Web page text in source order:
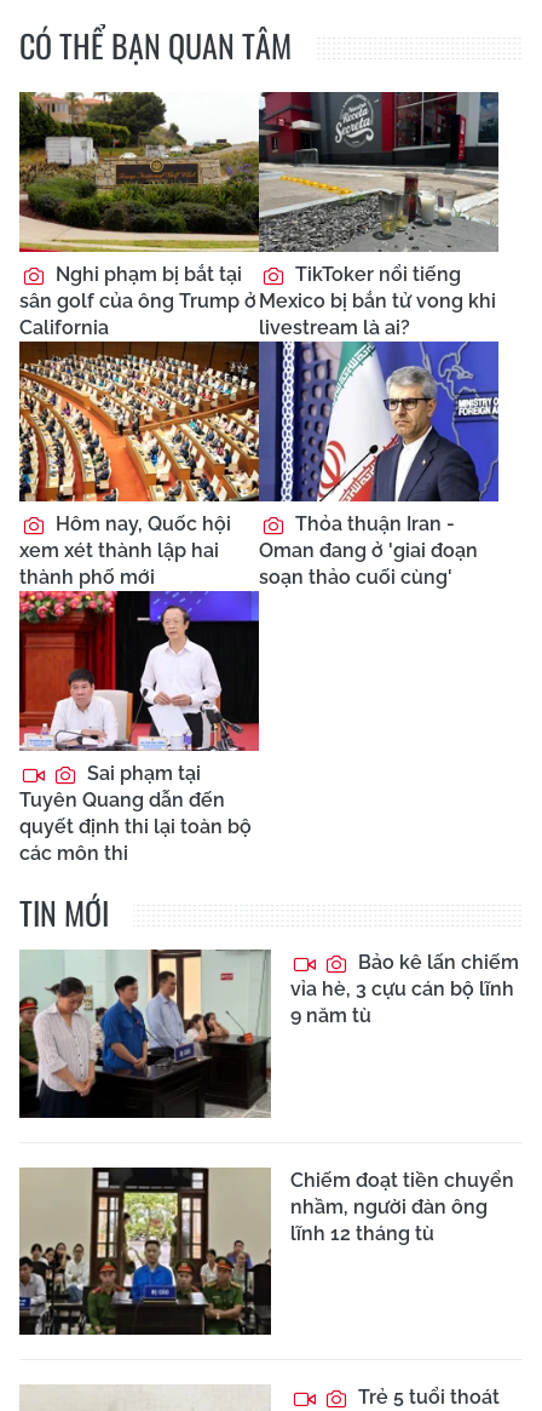
CÓ THỂ BẠN QUAN TÂM
Nghi phạm bị bắt tại
sân golf của ông Trump ở
California
TikToker nổi tiếng
Mexico bị bắn tử vong khi
livestream là ai?
Hôm nay, Quốc hội
xem xét thành lập hai
thành phố mới
Thỏa thuận Iran -
Oman đang ở 'giai đoạn
soạn thảo cuối cùng'
Sai phạm tại
Tuyên Quang dẫn đến
quyết định thi lại toàn bộ
các môn thi
TIN MỚI
Bảo kê lấn chiếm
vỉa hè, 3 cựu cán bộ lĩnh
9 năm tù
Chiếm đoạt tiền chuyển
nhầm, người đàn ông
lĩnh 12 tháng tù
Trẻ 5 tuổi thoát